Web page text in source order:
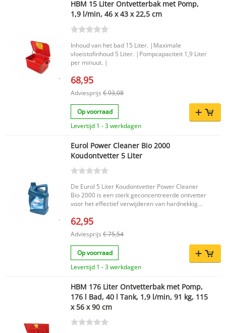
Belangrijkste voordelen Geschikt voor het
reinigen en ontvetten van diverse onderdelen,
machines en oppervlakken Laat na spoelen met
water geen vette laag achter Zuinig in gebruik
dankzij de krachtige werking Aangename geur
en korte contacttijd zonder aantasting van
kunststoffen en rubbers pH-neutraal en
daardoor geschikt voor alle oppervlakken
Productkenmerken Merk: Eurol Inhoud: 5 liter
Vlampunt: 61 °C EAN code: 8712569029959
Eurol Koudontvetter HF Plus is biologisch
verdampingssnelheid. Door het vlampunt van
hoger dan 61 °C is het product niet ADR-
geclassificeerd, wat voordelen kan bieden bij
product puur te worden gebruikt en kunnen
gereinigde delen worden nagespoeld met water.
HBM 15 Liter Ontvetterbak met Pomp,
1,9 l/min, 46 x 43 x 22,5 cm
Inhoud van het bad 15 Liter. |Maximale
vloeistofinhoud 5 Liter. |Pompcapaciteit 1,9 Liter
per minuut. |
68,95
Adviesprijs € 93,08
Op voorraad
Levertijd 1 - 3 werkdagen
Eurol Power Cleaner Bio 2000
Koudontvetter 5 Liter
De Eurol 5 Liter Koudontvetter Power Cleaner
Bio 2000 is een sterk geconcentreerde ontvetter
voor het effectief verwijderen van hardnekkig
geschikt voor professioneel en veelzijdig gebruik
Daarnaast kan de koudontvetter worden ingezet
voor het verwijderen van algafzettingen en het
reinigen van vracht- en personenauto’s. Dankzij
de praktische 5 liter verpakking en robuuste
schenkflacon is het product ook eenvoudig te
motoren, motorcompartimenten en
fietsonderdelen. Belangrijkste voordelen
Krachtige ontvetter voor hardnekkig vuil, vet en
Te gebruiken voor motoren,
62,95
Adviesprijs € 75,54
Op voorraad
Levertijd 1 - 3 werkdagen
HBM 176 Liter Ontvetterbak met Pomp,
176 l Bad, 40 l Tank, 1,9 l/min, 91 kg, 115
x 56 x 90 cm